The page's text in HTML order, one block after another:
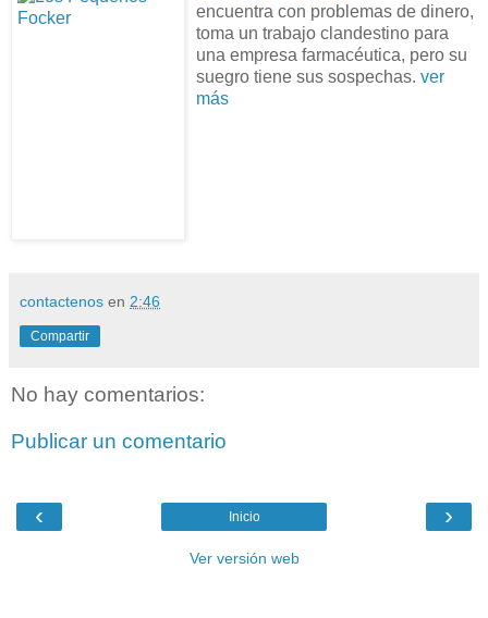
encuentra con problemas de dinero,
toma un trabajo clandestino para
una empresa farmacéutica, pero su
suegro tiene sus sospechas. ver
más
contactenos en 2:46
Compartir
No hay comentarios:
Publicar un comentario
‹ ›
Inicio
Ver versión web